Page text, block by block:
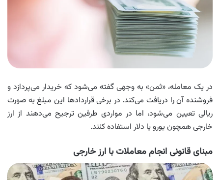
در یک معامله، «ثمن» به وجهی گفته می‌شود که خریدار می‌پردازد و
فروشنده آن را دریافت می‌کند. در برخی قراردادها این مبلغ به‌ صورت
ریالی تعیین می‌شود، اما در مواردی طرفین ترجیح می‌دهند از ارز
خارجی همچون یورو یا دلار استفاده کنند.
مبنای قانونی انجام معاملات با ارز خارجی